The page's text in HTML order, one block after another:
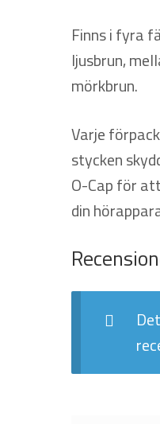
Finns i fyra
ljusbrun,
mörkbrun.
Varje
stycken
O-Cap för
din